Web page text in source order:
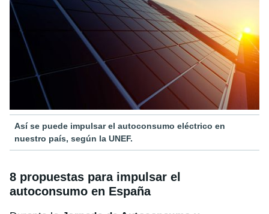
Así se puede impulsar el autoconsumo eléctrico en
nuestro país, según la UNEF.
8 propuestas para impulsar el
autoconsumo en España